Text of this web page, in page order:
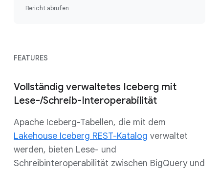
Bericht abrufen
FEATURES
Vollständig verwaltetes Iceberg mit
Lese-/Schreib-Interoperabilität
Apache Iceberg-Tabellen, die mit dem
Lakehouse Iceberg REST-Katalog verwaltet
werden, bieten Lese- und
Schreibinteroperabilität zwischen BigQuery und